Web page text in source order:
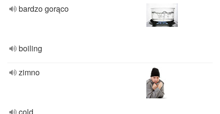
bardzo gorąco
boiling
zimno